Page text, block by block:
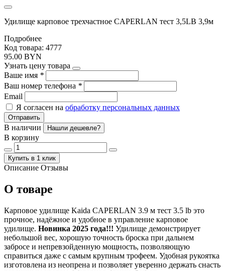
Удилище карповое трехчастное CAPERLAN тест 3,5LB 3,9м
Подробнее
Код товара: 4777
95.00 BYN
Узнать цену товара
Ваше имя *
Ваш номер телефона *
Email
Я согласен на обработку персональных данных
Отправить
В наличии Нашли дешевле?
В корзину
Купить в 1 клик
Описание Отзывы
О товаре
Карповое удилище Kaida CAPERLAN 3.9 м тест 3.5 lb это
прочное, надёжное и удобное в управление карповое
удилище. Новинка 2025 года!!! Удилище демонстрирует
небольшой вес, хорошую точность броска при дальнем
забросе и непревзойденную мощность, позволяющую
справиться даже с самым крупным трофеем. Удобная рукоятка
изготовлена из неопрена и позволяет уверенно держать снасть